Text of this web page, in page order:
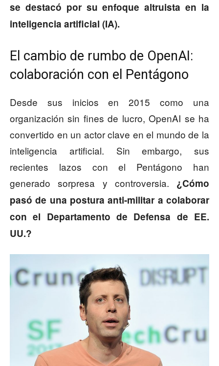
se destacó por su enfoque altruista en la
inteligencia artificial (IA).
El cambio de rumbo de OpenAI:
colaboración con el Pentágono
Desde sus inicios en 2015 como una
organización sin fines de lucro, OpenAI se ha
convertido en un actor clave en el mundo de la
inteligencia artificial. Sin embargo, sus
recientes lazos con el Pentágono han
generado sorpresa y controversia. ¿Cómo
pasó de una postura anti-militar a colaborar
con el Departamento de Defensa de EE.
UU.?